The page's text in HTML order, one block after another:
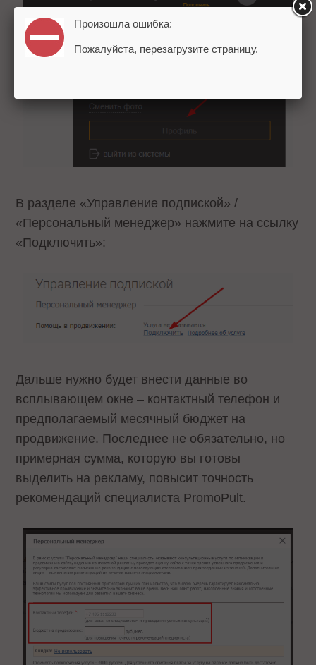
В разделе «Управление подпиской» /
«Персональный менеджер» нажмите на ссылку
«Подключить»:
Дальше нужно будет внести данные во
всплывающем окне – контактный телефон и
предполагаемый месячный бюджет на
продвижение. Последнее не обязательно, но
примерная сумма, которую вы готовы
выделить на рекламу, повысит точность
рекомендаций специалиста PromoPult.
Произошла ошибка:
Пожалуйста, перезагрузите страницу.